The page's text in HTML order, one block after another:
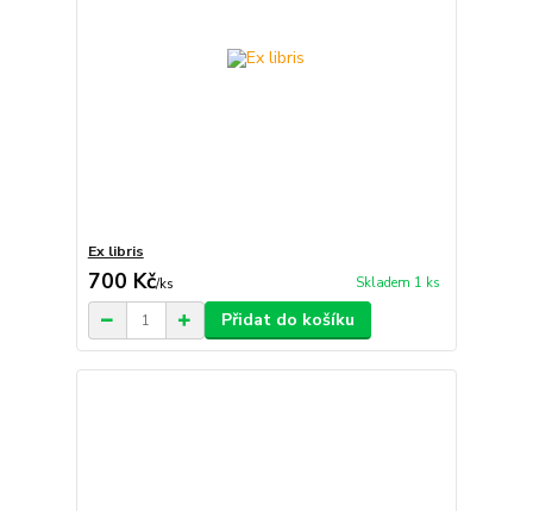
Ex libris
700 Kč/ks Skladem 1 ks
Přidat do košíku